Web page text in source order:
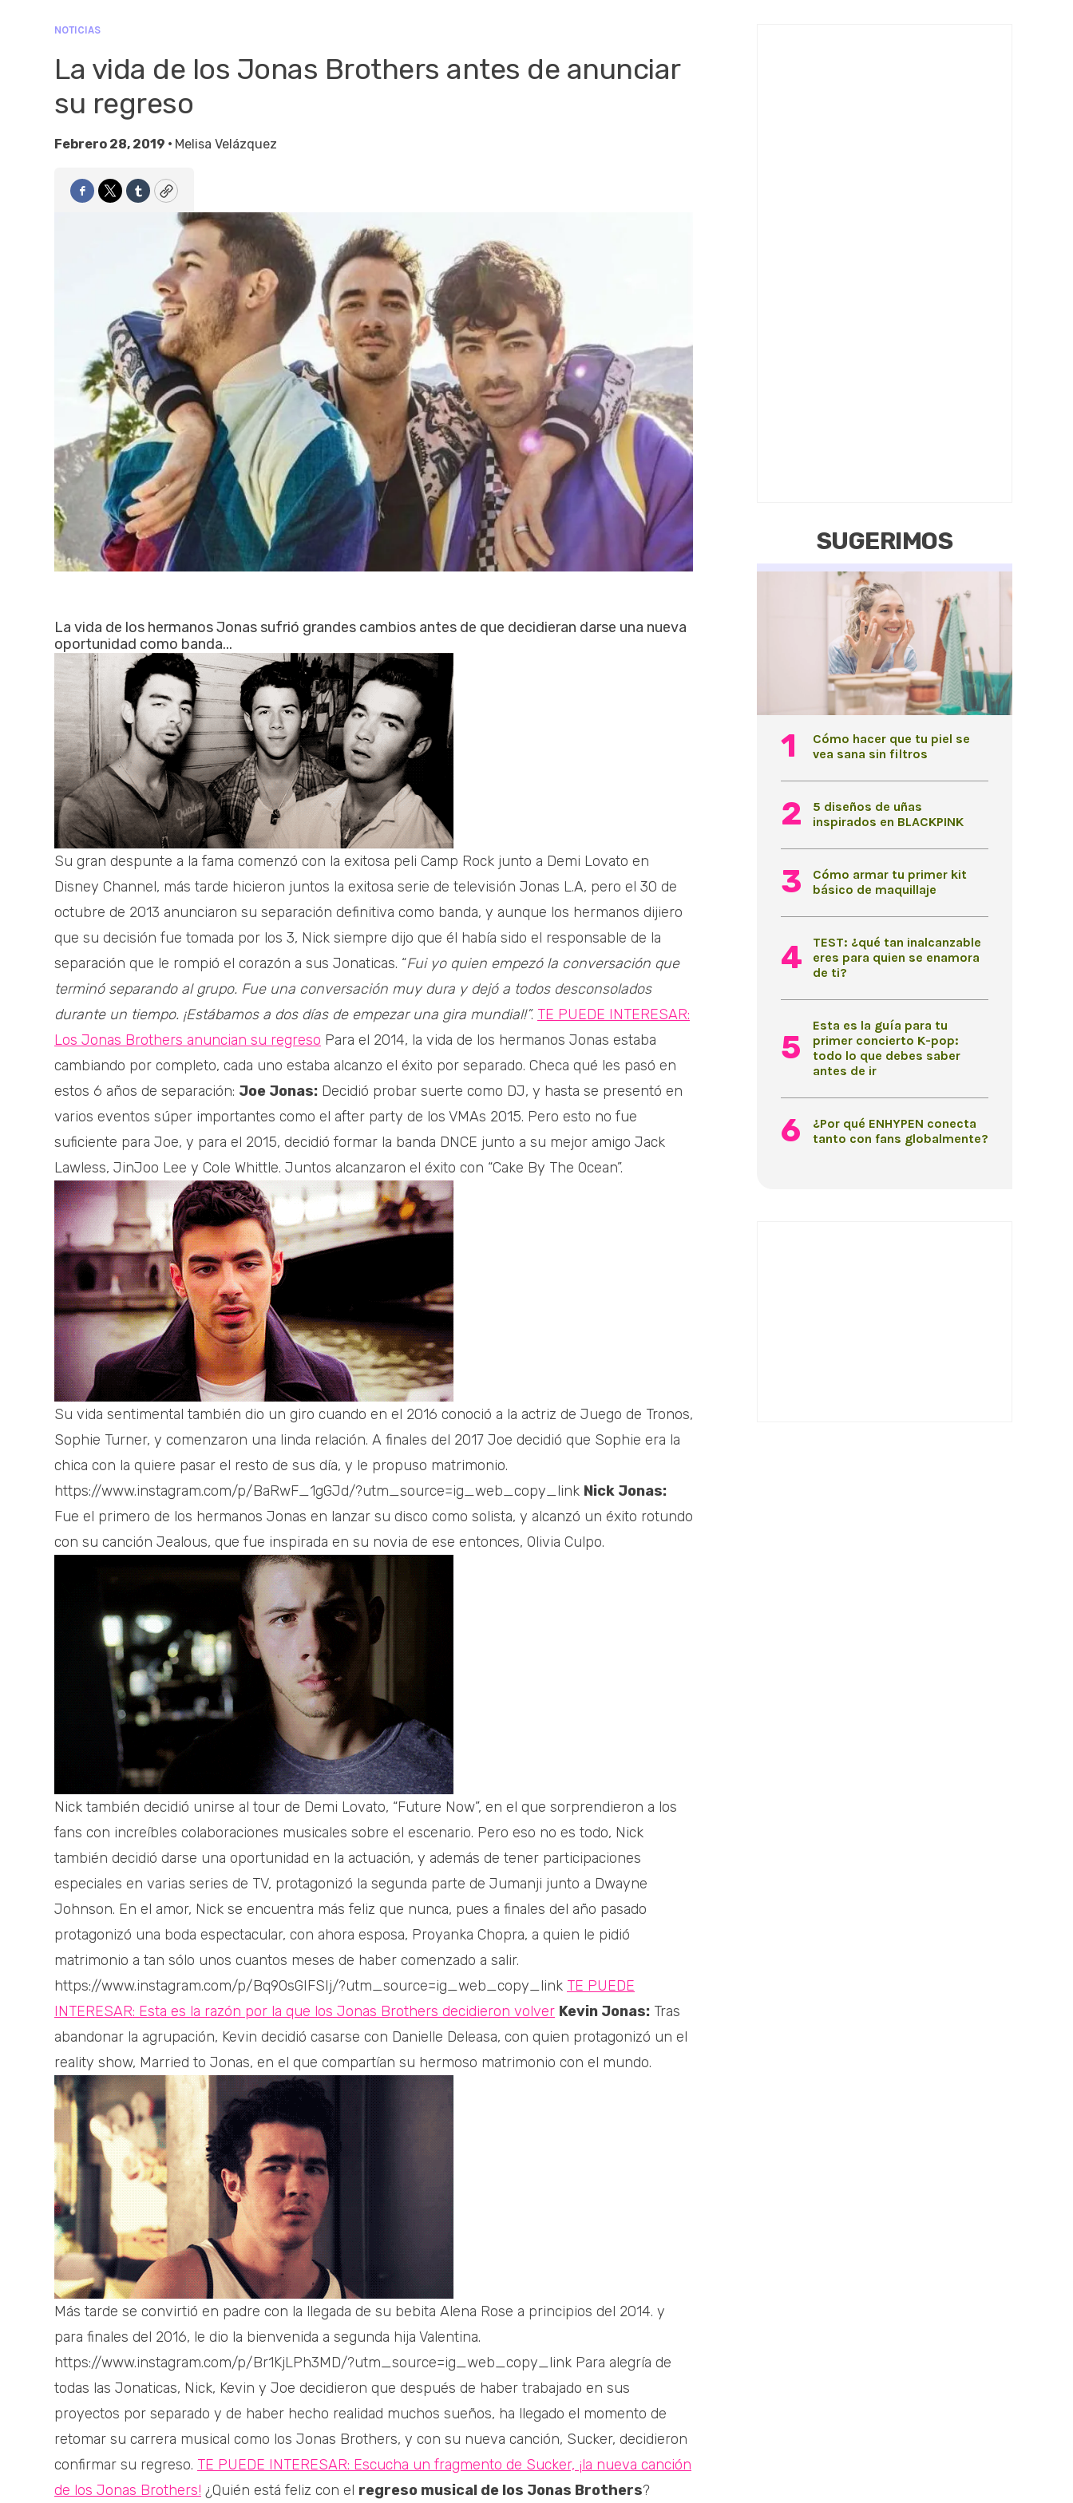
NOTICIAS
La vida de los Jonas Brothers antes de anunciar
su regreso
Febrero 28, 2019 • Melisa Velázquez
Facebook
TwitterTumblrCopy
La vida de los hermanos Jonas sufrió grandes cambios antes de que decidieran darse una nueva
oportunidad como banda...
Su gran despunte a la fama comenzó con la exitosa peli Camp Rock junto a Demi Lovato en
Disney Channel, más tarde hicieron juntos la exitosa serie de televisión Jonas L.A, pero el 30 de
octubre de 2013 anunciaron su separación definitiva como banda, y aunque los hermanos dijiero
que su decisión fue tomada por los 3, Nick siempre dijo que él había sido el responsable de la
separación que le rompió el corazón a sus Jonaticas. “Fui yo quien empezó la conversación que
terminó separando al grupo. Fue una conversación muy dura y dejó a todos desconsolados
durante un tiempo. ¡Estábamos a dos días de empezar una gira mundial!”. TE PUEDE INTERESAR:
Los Jonas Brothers anuncian su regreso Para el 2014, la vida de los hermanos Jonas estaba
cambiando por completo, cada uno estaba alcanzo el éxito por separado. Checa qué les pasó en
estos 6 años de separación: Joe Jonas: Decidió probar suerte como DJ, y hasta se presentó en
varios eventos súper importantes como el after party de los VMAs 2015. Pero esto no fue
suficiente para Joe, y para el 2015, decidió formar la banda DNCE junto a su mejor amigo Jack
Lawless, JinJoo Lee y Cole Whittle. Juntos alcanzaron el éxito con “Cake By The Ocean”.
Su vida sentimental también dio un giro cuando en el 2016 conoció a la actriz de Juego de Tronos,
Sophie Turner, y comenzaron una linda relación. A finales del 2017 Joe decidió que Sophie era la
chica con la quiere pasar el resto de sus día, y le propuso matrimonio.
https://www.instagram.com/p/BaRwF_1gGJd/?utm_source=ig_web_copy_link Nick Jonas:
Fue el primero de los hermanos Jonas en lanzar su disco como solista, y alcanzó un éxito rotundo
con su canción Jealous, que fue inspirada en su novia de ese entonces, Olivia Culpo.
Nick también decidió unirse al tour de Demi Lovato, “Future Now”, en el que sorprendieron a los
fans con increíbles colaboraciones musicales sobre el escenario. Pero eso no es todo, Nick
también decidió darse una oportunidad en la actuación, y además de tener participaciones
especiales en varias series de TV, protagonizó la segunda parte de Jumanji junto a Dwayne
Johnson. En el amor, Nick se encuentra más feliz que nunca, pues a finales del año pasado
protagonizó una boda espectacular, con ahora esposa, Proyanka Chopra, a quien le pidió
matrimonio a tan sólo unos cuantos meses de haber comenzado a salir.
https://www.instagram.com/p/Bq90sGIFSIj/?utm_source=ig_web_copy_link TE PUEDE
INTERESAR: Esta es la razón por la que los Jonas Brothers decidieron volver Kevin Jonas: Tras
abandonar la agrupación, Kevin decidió casarse con Danielle Deleasa, con quien protagonizó un el
reality show, Married to Jonas, en el que compartían su hermoso matrimonio con el mundo.
Más tarde se convirtió en padre con la llegada de su bebita Alena Rose a principios del 2014. y
para finales del 2016, le dio la bienvenida a segunda hija Valentina.
https://www.instagram.com/p/Br1KjLPh3MD/?utm_source=ig_web_copy_link Para alegría de
todas las Jonaticas, Nick, Kevin y Joe decidieron que después de haber trabajado en sus
proyectos por separado y de haber hecho realidad muchos sueños, ha llegado el momento de
retomar su carrera musical como los Jonas Brothers, y con su nueva canción, Sucker, decidieron
confirmar su regreso. TE PUEDE INTERESAR: Escucha un fragmento de Sucker, ¡la nueva canción
de los Jonas Brothers! ¿Quién está feliz con el regreso musical de los Jonas Brothers?
SUGERIMOS
Cómo hacer que tu piel se
vea sana sin filtros
5 diseños de uñas
inspirados en BLACKPINK
Cómo armar tu primer kit
básico de maquillaje
TEST: ¿qué tan inalcanzable
eres para quien se enamora
de ti?
Esta es la guía para tu
primer concierto K-pop:
todo lo que debes saber
antes de ir
¿Por qué ENHYPEN conecta
tanto con fans globalmente?